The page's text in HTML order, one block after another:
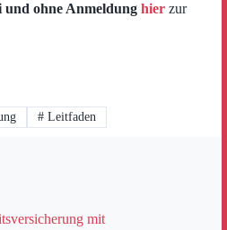
und ohne Anmeldung hier zur
#Leitfaden
mit